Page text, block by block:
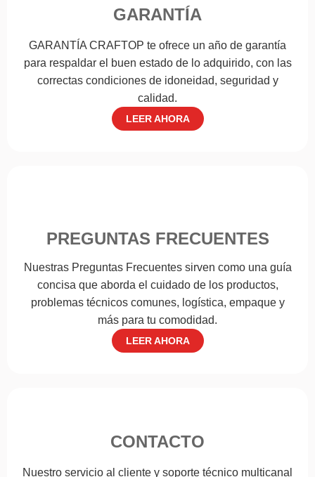
GARANTÍA
GARANTÍA CRAFTOP te ofrece un año de garantía
para respaldar el buen estado de lo adquirido, con las
correctas condiciones de idoneidad, seguridad y
calidad.
LEER AHORA
PREGUNTAS FRECUENTES
Nuestras Preguntas Frecuentes sirven como una guía
concisa que aborda el cuidado de los productos,
problemas técnicos comunes, logística, empaque y
más para tu comodidad.
LEER AHORA
CONTACTO
Nuestro servicio al cliente y soporte técnico multicanal